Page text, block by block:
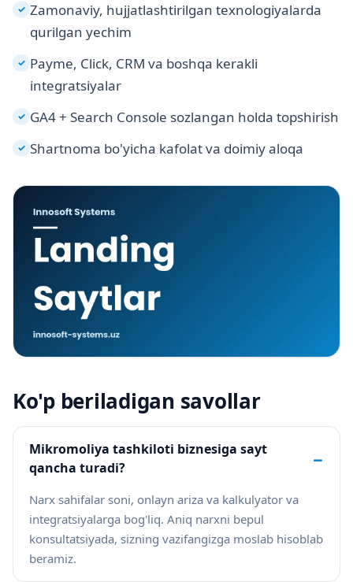
✓ Zamonaviy, hujjatlashtirilgan texnologiyalarda
qurilgan yechim
✓ Payme, Click, CRM va boshqa kerakli
integratsiyalar
✓ GA4 + Search Console sozlangan holda topshirish
✓ Shartnoma bo'yicha kafolat va doimiy aloqa
Ko'p beriladigan savollar
Mikromoliya tashkiloti biznesiga sayt
qancha turadi?
−
Narx sahifalar soni, onlayn ariza va kalkulyator va
integratsiyalarga bog'liq. Aniq narxni bepul
konsultatsiyada, sizning vazifangizga moslab hisoblab
beramiz.